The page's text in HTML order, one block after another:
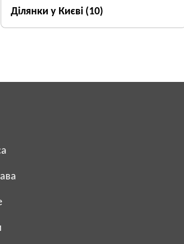
Ділянки у Києві (10)